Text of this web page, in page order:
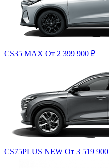
CS35 MAX От 2 399 900 ₽
CS75PLUS NEW От 3 519 900